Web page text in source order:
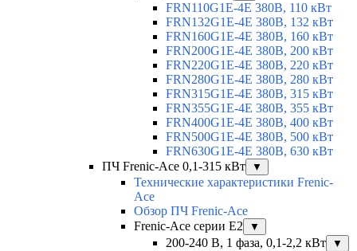
FRN110G1E-4E 380В, 110 кВт
FRN132G1E-4E 380В, 132 кВт
FRN160G1E-4E 380В, 160 кВт
FRN200G1E-4E 380В, 200 кВт
FRN220G1E-4E 380В, 220 кВт
FRN280G1E-4E 380В, 280 кВт
FRN315G1E-4E 380В, 315 кВт
FRN355G1E-4E 380В, 355 кВт
FRN400G1E-4E 380В, 400 кВт
FRN500G1E-4E 380В, 500 кВт
FRN630G1E-4E 380В, 630 кВт
ПЧ Frenic-Ace 0,1-315 кВт
▼
Технические характеристики Frenic-
Ace
Обзор ПЧ Frenic-Ace
Frenic-Ace серии E2
▼
200-240 В, 1 фаза, 0,1-2,2 кВт ▼